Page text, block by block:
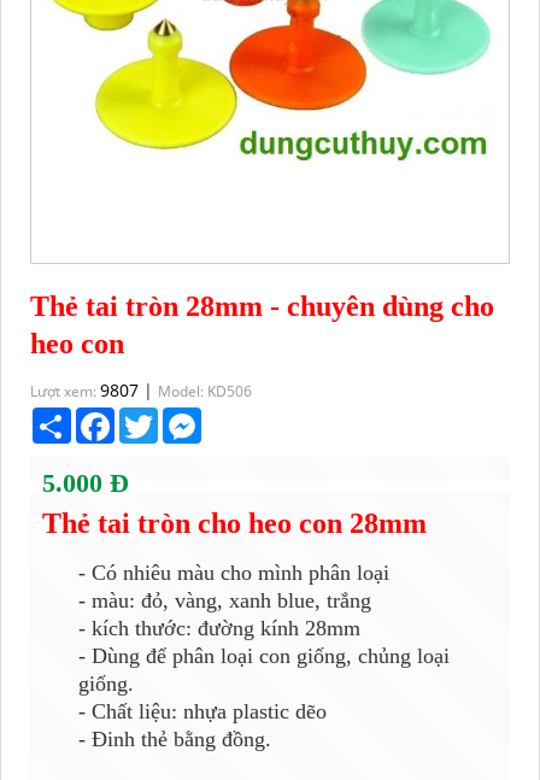
Thẻ tai tròn 28mm - chuyên dùng cho
heo con
Lượt xem:9807 | Model: KD506
Share Facebook
Twitter
5.000 Đ
Thẻ tai tròn cho heo con 28mm
- Có nhiêu màu cho mình phân loại
- màu: đỏ, vàng, xanh blue, trắng
- kích thước: đường kính 28mm
- Dùng để phân loại con giống, chủng loại
giống.
- Chất liệu: nhựa plastic dẽo
- Đinh thẻ bằng đồng.